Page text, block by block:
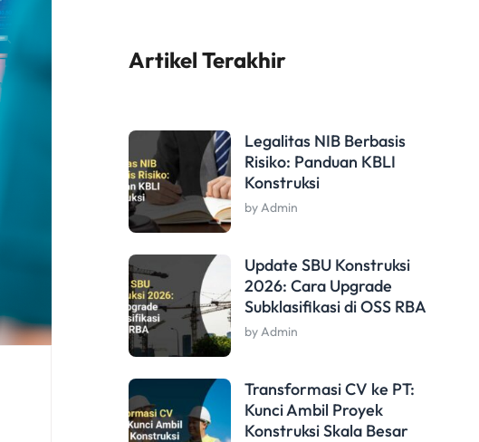
Artikel Terakhir
Legalitas NIB Berbasis
Risiko: Panduan KBLI
Konstruksi
by Admin
Update SBU Konstruksi
2026: Cara Upgrade
Subklasifikasi di OSS RBA
by Admin
Transformasi CV ke PT:
Kunci Ambil Proyek
Konstruksi Skala Besar